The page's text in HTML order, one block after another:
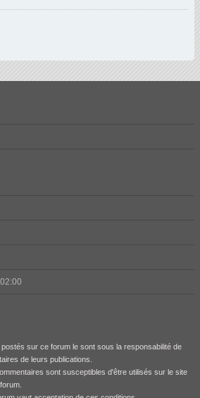
sur ce forum le sont sous la responsabilité de
de leurs publications.
sont susceptibles d'être utilisés sur le site